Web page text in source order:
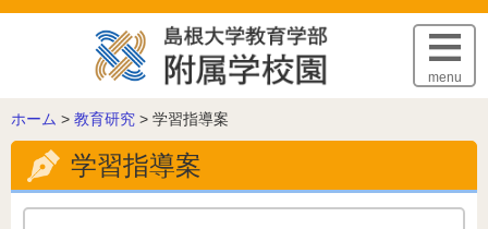
このページの本文へ
menu
こ
の
ー
ジ
ホーム > 教育研究 > 学習指導案
学習指導案